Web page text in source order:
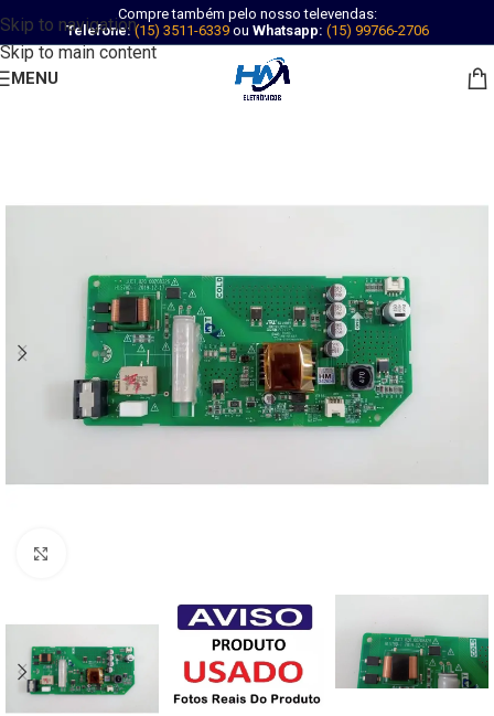
Skip to navigation
Skip to main content
Compre também pelo nosso televendas:
Telefone: (15) 3511-6339ou Whatsapp: (15) 99766-2706
MENU